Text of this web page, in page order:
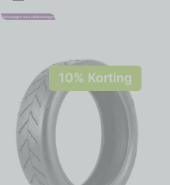
Toevoegen aan winkelwagen
10% Korting